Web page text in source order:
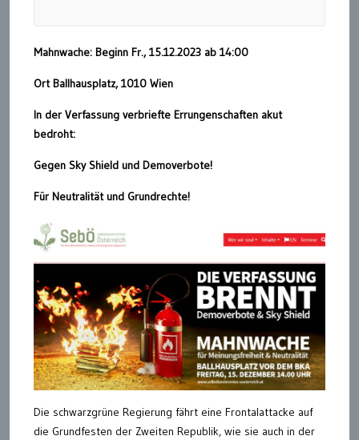
Mahnwache: Beginn Fr., 15.12.2023 ab 14:00
Ort Ballhausplatz, 1010 Wien
In der Verfassung verbriefte Errungenschaften akut
bedroht:
Gegen Sky Shield und Demoverbote!
Für Neutralität und Grundrechte!
Die schwarzgrüne Regierung fährt eine Frontalattacke auf
die Grundfesten der Zweiten Republik, wie sie auch in der